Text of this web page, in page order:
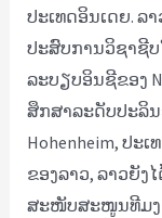
ປະເທດອິນເດຍ. ລ
ປະສົບການວິຊາຊີ
ລະບຽບອິນຊີຂອງ
ສຶກສາລະດັບປະລິ
Hohenheim, ປະ
ຂອງລາວ, ລາວຍັງ
ສະໜັບສະໜູນທີມງ